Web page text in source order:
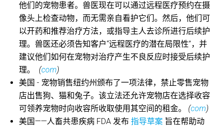
他们的宠物患者。兽医现在可以通过远程医疗预约在摄
像头上检查动物，而无需亲自看护它们。然后，他们可
以开药和推荐治疗方法，或指导主人去诊所进行后续护
理。兽医还必须告知客户“远程医疗的潜在局限性”，并
建议他们如何在宠物对治疗产生不良反应时接受后续护
理。 (com)
美国 - 宠物销售纽约州颁布了一项法律，禁止零售宠物
店出售狗、猫和兔子。该立法还允许宠物店在选择收容
可领养宠物时向收容所收取使用其空间的租金。 (com)
美国——人畜共患疾病 FDA 发布指导草案 旨在帮助动